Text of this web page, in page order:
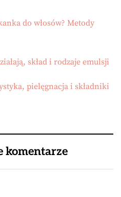
do włosów? Metody
skład i rodzaje emulsji
pielęgnacja i składniki
komentarze